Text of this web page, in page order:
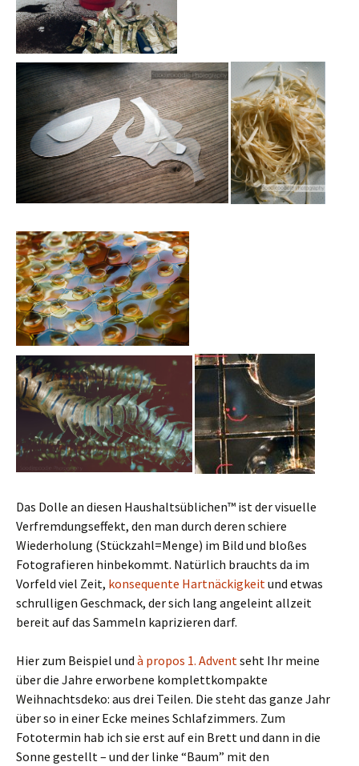
Das Dolle an diesen Haushaltsüblichen™ ist der visuelle
Verfremdungseffekt, den man durch deren schiere
Wiederholung (Stückzahl=Menge) im Bild und bloßes
Fotografieren hinbekommt. Natürlich brauchts da im
Vorfeld viel Zeit, konsequente Hartnäckigkeitund etwas
schrulligen Geschmack, der sich lang angeleint allzeit
bereit auf das Sammeln kaprizieren darf.
Hier zum Beispiel und à propos 1. Adventseht Ihr meine
über die Jahre erworbene komplettkompakte
Weihnachtsdeko: aus drei Teilen. Die steht das ganze Jahr
über so in einer Ecke meines Schlafzimmers. Zum
Fototermin hab ich sie erst auf ein Brett und dann in die
Sonne gestellt – und der linke “Baum” mit den